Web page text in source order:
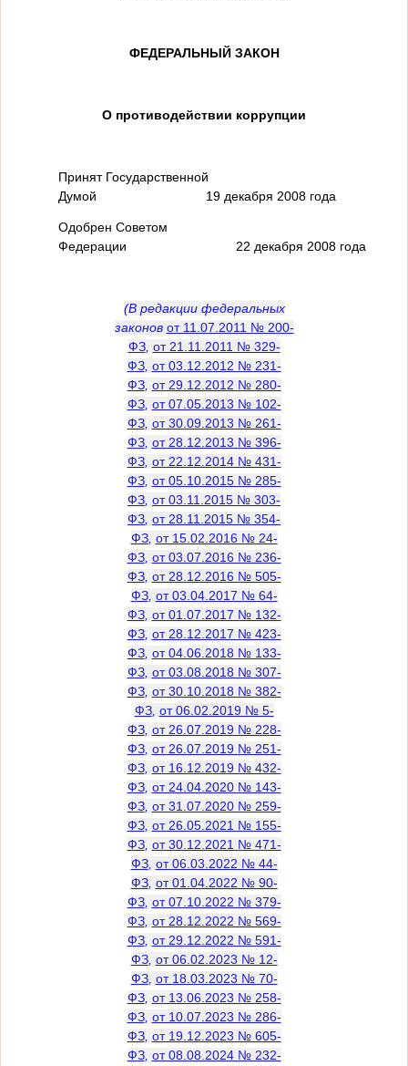
ФЕДЕРАЛЬНЫЙ ЗАКОН
О противодействии коррупции
Принят Государственной
Думой 19 декабря 2008 года
Одобрен Советом
Федерации 22 декабря 2008 года
(В редакции федеральных
законов от 11.07.2011 № 200-
ФЗ, от 21.11.2011 № 329-
ФЗ, от 03.12.2012 № 231-
ФЗ, от 29.12.2012 № 280-
ФЗ, от 07.05.2013 № 102-
ФЗ, от 30.09.2013 № 261-
ФЗ, от 28.12.2013 № 396-
ФЗ, от 22.12.2014 № 431-
ФЗ, от 05.10.2015 № 285-
ФЗ, от 03.11.2015 № 303-
ФЗ, от 28.11.2015 № 354-
ФЗ, от 15.02.2016 № 24-
ФЗ, от 03.07.2016 № 236-
ФЗ, от 28.12.2016 № 505-
ФЗ, от 03.04.2017 № 64-
ФЗ, от 01.07.2017 № 132-
ФЗ, от 28.12.2017 № 423-
ФЗ, от 04.06.2018 № 133-
ФЗ, от 03.08.2018 № 307-
ФЗ, от 30.10.2018 № 382-
ФЗ, от 06.02.2019 № 5-
ФЗ, от 26.07.2019 № 228-
ФЗ, от 26.07.2019 № 251-
ФЗ, от 16.12.2019 № 432-
ФЗ, от 24.04.2020 № 143-
ФЗ, от 31.07.2020 № 259-
ФЗ, от 26.05.2021 № 155-
ФЗ, от 30.12.2021 № 471-
ФЗ, от 06.03.2022 № 44-
ФЗ, от 01.04.2022 № 90-
ФЗ, от 07.10.2022 № 379-
ФЗ, от 28.12.2022 № 569-
ФЗ, от 29.12.2022 № 591-
ФЗ, от 06.02.2023 № 12-
ФЗ, от 18.03.2023 № 70-
ФЗ, от 13.06.2023 № 258-
ФЗ, от 10.07.2023 № 286-
ФЗ, от 19.12.2023 № 605-
ФЗ, от 08.08.2024 № 232-